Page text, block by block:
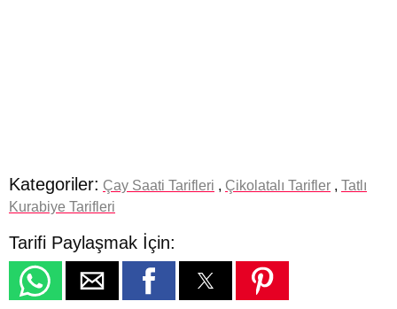
Kategoriler: Çay Saati Tarifleri , Çikolatalı Tarifler , Tatlı
Kurabiye Tarifleri
Tarifi Paylaşmak İçin: